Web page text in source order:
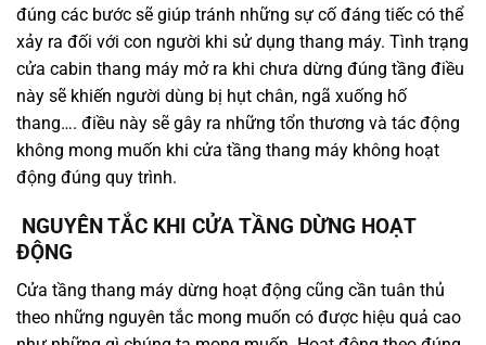
đúng các bước sẽ giúp tránh những sự cố đáng tiếc có thể
xảy ra đối với con người khi sử dụng thang máy. Tình trạng
cửa cabin thang máy mở ra khi chưa dừng đúng tầng điều
này sẽ khiến người dùng bị hụt chân, ngã xuống hố
thang…. điều này sẽ gây ra những tổn thương và tác động
không mong muốn khi cửa tầng thang máy không hoạt
động đúng quy trình.
NGUYÊN TẮC KHI CỬA TẦNG DỪNG HOẠT
ĐỘNG
Cửa tầng thang máy dừng hoạt động cũng cần tuân thủ
theo những nguyên tắc mong muốn có được hiệu quả cao